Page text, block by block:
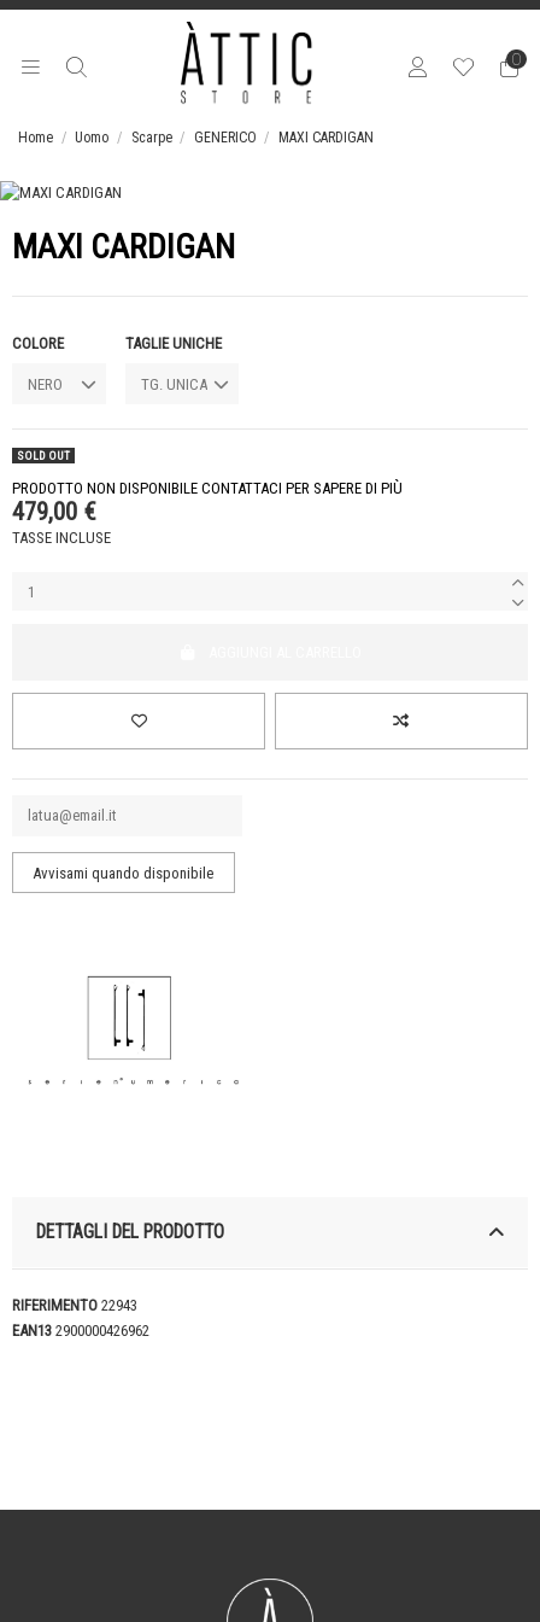
0
Home Uomo Scarpe GENERICO MAXI CARDIGAN
MAXI CARDIGAN
COLORE TAGLIE UNICHE
SOLD OUT
PRODOTTO NON DISPONIBILE CONTATTACI PER SAPERE DI PIÙ
479,00 €
TASSE INCLUSE
DETTAGLI DEL PRODOTTO
RIFERIMENTO 22943
EAN13 2900000426962